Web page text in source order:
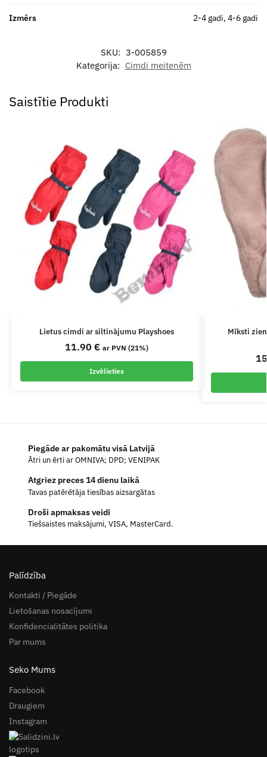
Izmērs 2-4 gadi, 4-6 gadi
SKU: 3-005859
Kategorija: Cimdi meitenēm
Saistītie Produkti
Lietus cimdi ar siltinājumu Playshoes
11.90 € ar PVN (21%)
Izvēlieties
Mīksti
Piegāde ar pakomātu visā Latvijā
Ātri un ērti ar OMNIVA; DPD; VENIPAK
Atgriez preces 14 dienu laikā
Tavas patērētāja tiesības aizsargātas
Droši apmaksas veidi
Tiešsaistes maksājumi, VISA, MasterCard.
Palīdzība
Kontakti / Piegāde
Lietošanas nosacījumi
Konfidencialitātes politika
Par mums
Seko Mums
Facebook
Draugiem
Instagram